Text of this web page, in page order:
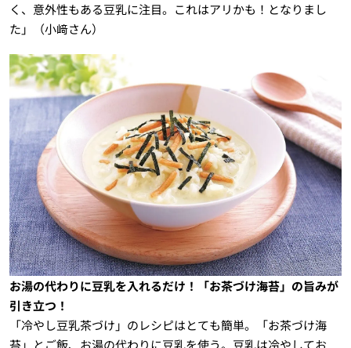
く、意外性もある豆乳に注目。これはアリかも！となりまし
た」（小﨑さん）
お湯の代わりに豆乳を入れるだけ！「お茶づけ海苔」の旨みが
引き立つ！
「冷やし豆乳茶づけ」のレシピはとても簡単。「お茶づけ海